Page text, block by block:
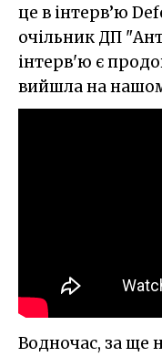
це в інтерв’ю
очільник ДП
інтерв'ю є
вийшла на
Водночас, за ще